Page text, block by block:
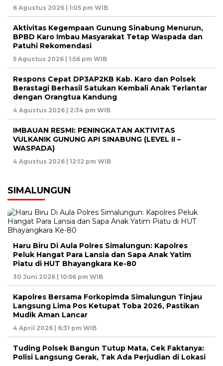
6 Agustus 2026 | 1:05 pm WIB
Aktivitas Kegempaan Gunung Sinabung Menurun,
BPBD Karo Imbau Masyarakat Tetap Waspada dan
Patuhi Rekomendasi
5 Agustus 2026 | 1:56 pm WIB
Respons Cepat DP3AP2KB Kab. Karo dan Polsek
Berastagi Berhasil Satukan Kembali Anak Terlantar
dengan Orangtua Kandung
4 Agustus 2026 | 2:34 pm WIB
IMBAUAN RESMI: PENINGKATAN AKTIVITAS
VULKANIK GUNUNG API SINABUNG (LEVEL II –
WASPADA)
4 Agustus 2026 | 12:12 pm WIB
SIMALUNGUN
Haru Biru Di Aula Polres Simalungun: Kapolres
Peluk Hangat Para Lansia dan Sapa Anak Yatim
Piatu di HUT Bhayangkara Ke-80
30 Juni 2026 | 10:56 pm WIB
Kapolres Bersama Forkopimda Simalungun Tinjau
Langsung Lima Pos Ketupat Toba 2026, Pastikan
Mudik Aman Lancar
4 April 2026 | 6:31 pm WIB
Tuding Polsek Bangun Tutup Mata, Cek Faktanya:
Polisi Langsung Gerak, Tak Ada Perjudian di Lokasi